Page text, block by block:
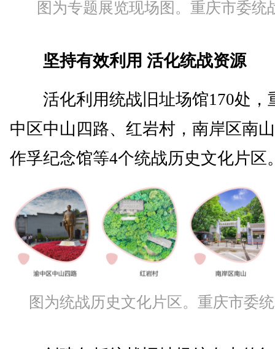
图为专题展览现场图。重庆市委统
坚持有效利用 活化统战资源
活化利用统战旧址场馆170处，
中区中山四路、红岩村，南岸区南
作孚纪念馆等4个统战历史文化片区
图为统战历史文化片区。重庆市委